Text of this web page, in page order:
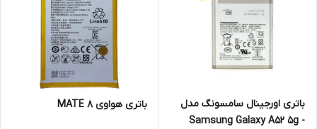
باتری اورجینال سامسونگ مدل
Samsung Galaxy A52 5g -
باتری هواوی MATE 8